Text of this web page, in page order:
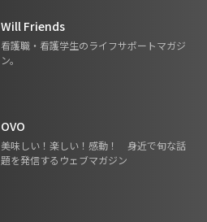
Will Friends
看護職・看護学生のライフサポートマガジ
ン。
OVO
美味しい！楽しい！感動！ 身近で旬な話
題を発信するウェブマガジン